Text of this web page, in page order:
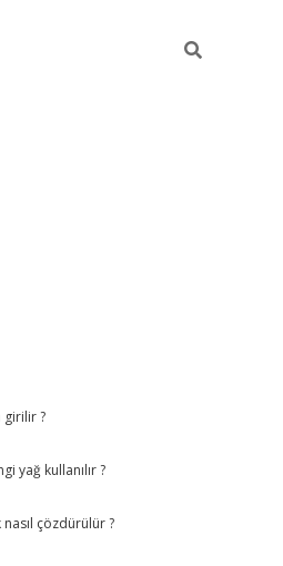
girilir ?
yağ kullanılır ?
çözdürülür ?